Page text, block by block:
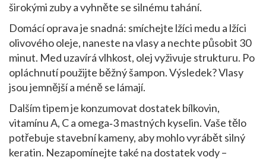
širokými zuby a vyhněte se silnému tahání.
Domácí oprava je snadná: smíchejte lžíci medu a lžíci
olivového oleje, naneste na vlasy a nechte působit 30
minut. Med uzavírá vlhkost, olej vyživuje strukturu. Po
opláchnutí použijte běžný šampon. Výsledek? Vlasy
jsou jemnější a méně se lámají.
Dalším tipem je konzumovat dostatek bílkovin,
vitamínu A, C a omega‑3 mastných kyselin. Vaše tělo
potřebuje stavební kameny, aby mohlo vyrábět silný
keratin. Nezapomínejte také na dostatek vody –